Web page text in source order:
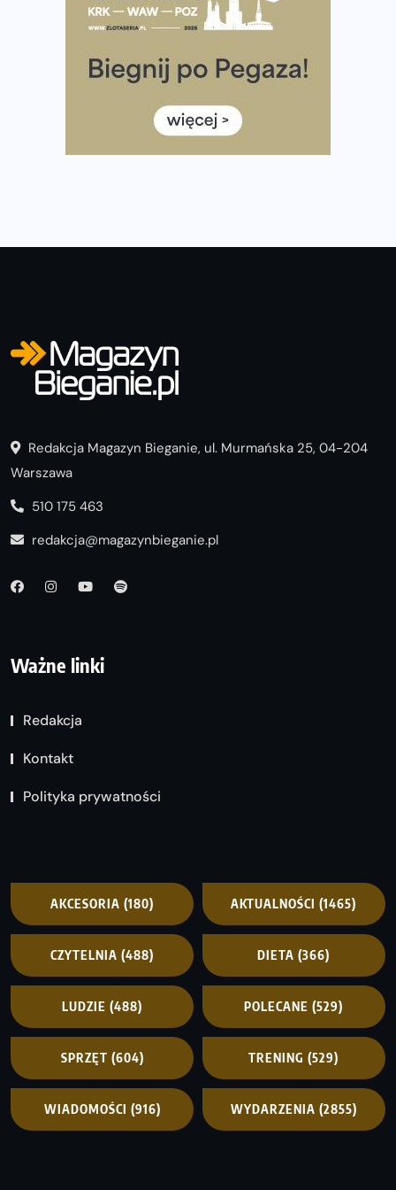
Co ma dużo białka? Produkty, które warto włączyć do
Rozbiegany Olsztyn szykuje się na weekend z
Już w tę sobotę 35. Bieg Powstania Warszawskiego.
Wystartuje rekordowa liczba uczestników
Redakcja Magazyn Bieganie, ul. Murmańska 25, 04-204
Warszawa
510 175 463
redakcja@magazynbieganie.pl
Ważne linki
Redakcja
Kontakt
Polityka prywatności
AKCESORIA (180) AKTUALNOŚCI (1465)
CZYTELNIA (488) DIETA (366)
LUDZIE (488) POLECANE (529)
SPRZĘT (604) TRENING (529)
WIADOMOŚCI (916) WYDARZENIA (2855)